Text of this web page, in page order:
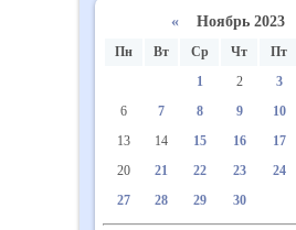
« Ноябрь 2023
Пн Вт Ср Чт Пт
1
2 3
6
7 8 9 10
13
14 15 16 17
20
21 22 23 24
27
28 29 30